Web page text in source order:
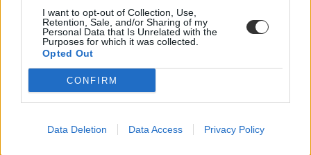
I want to opt-out of Collection, Use,
Retention, Sale, and/or Sharing of my
Personal Data that Is Unrelated with the
Purposes for which it was collected.
Opted Out
CONFIRM
Data Deletion Data Access Privacy Policy